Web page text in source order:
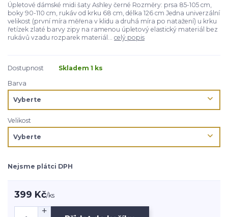
Úpletové dámské midi šaty Ashley černé Rozměry: prsa 85-105 cm,
boky 90-110 cm, rukáv od krku 68 cm, délka 126 cm Jedna univerzální
velikost (první míra měřena v klidu a druhá míra po natažení) u krku
řetízek zlaté barvy zipy na ramenou úpletový elastický materiál bez
rukávů vzadu rozparek materiál... celý popis
Dostupnost
Skladem 1 ks
Barva
Velikost
Nejsme plátci DPH
399 Kč/ks